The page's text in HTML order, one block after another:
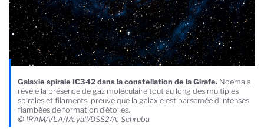
Galaxie spirale IC342 dans la constellation de la Girafe. Noema a
révélé la présence de gaz moléculaire tout au long des multiples
spirales et filaments, preuve que la galaxie est parsemée d'intenses
flambées de formation d’étoiles.
© IRAM/VLA/Mayall/DSS2/A. Schruba